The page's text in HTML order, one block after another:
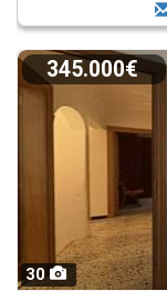
30
345.000€